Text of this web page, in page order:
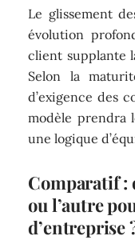
Le glissement
évolution
client supplante
Selon la
d’exigence des
modèle prendra
une logique
Comparatif :
ou l’autre
d’entreprise